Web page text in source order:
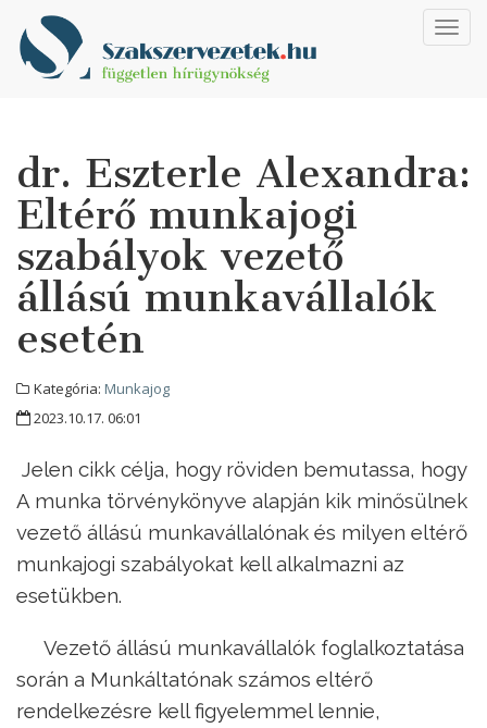
dr. Eszterle Alexandra:
Eltérő munkajogi
szabályok vezető
állású munkavállalók
esetén
Kategória: Munkajog
2023.10.17. 06:01
Jelen cikk célja, hogy röviden bemutassa, hogy
A munka törvénykönyve alapján kik minősülnek
vezető állású munkavállalónak és milyen eltérő
munkajogi szabályokat kell alkalmazni az
esetükben.
Vezető állású munkavállalók foglalkoztatása
során a Munkáltatónak számos eltérő
rendelkezésre kell figyelemmel lennie,